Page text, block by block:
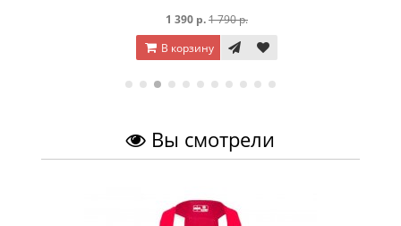
1 390 р. 1 790 р.
В корзину
Вы смотрели